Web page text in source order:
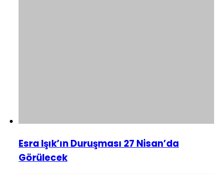
Esra Işık’ın Duruşması 27 Nisan’da
Görülecek